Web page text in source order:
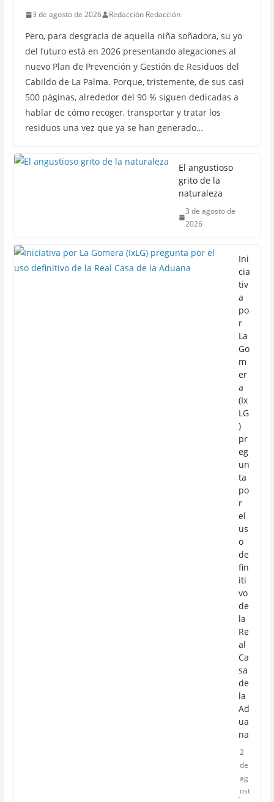
3 de agosto de 2026 Redacción Redacción
Pero, para desgracia de aquella niña soñadora, su yo
del futuro está en 2026 presentando alegaciones al
nuevo Plan de Prevención y Gestión de Residuos del
Cabildo de La Palma. Porque, tristemente, de sus casi
500 páginas, alrededor del 90 % siguen dedicadas a
hablar de cómo recoger, transportar y tratar los
residuos una vez que ya se han generado…
El angustioso
grito de la
naturaleza
3 de agosto de
2026
Ini
cia
tiv
a
po
r
La
Go
m
er
a
(Ix
LG
)
pr
eg
un
ta
po
r
el
us
o
de
fin
iti
vo
de
la
Re
al
Ca
sa
de
la
Ad
ua
na
2
de
ag
ost